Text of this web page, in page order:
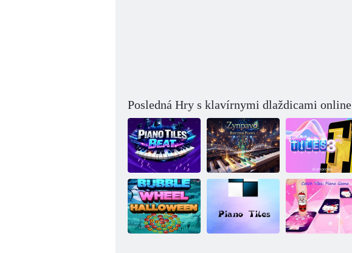
Posledná Hry s klavírnymi dlaždicami online
Klavírne
dlaždice: Beat
Zinpavo:
Rytmický klavír
Kúzelné dlaždice
3